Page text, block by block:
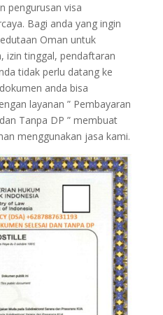
pengurusan visa
Bagi anda yang ingin
Oman untuk
izin tinggal, pendaftaran
tidak perlu datang ke
anda bisa
layanan ” Pembayaran
Tanpa DP ” membuat
menggunakan jasa kami.